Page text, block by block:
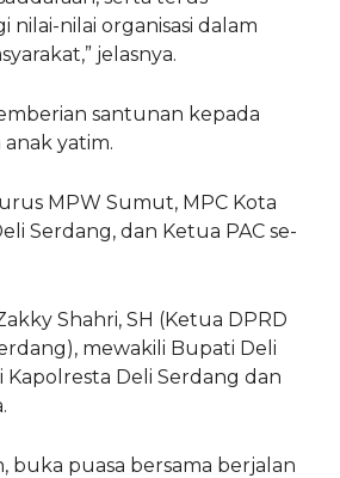
nilai organisasi dalam
jelasnya.
santunan kepada
yatim.
MPW Sumut, MPC Kota
Serdang, dan Ketua PAC se-
Shahri, SH (Ketua DPRD
mewakili Bupati Deli
Kapolresta Deli Serdang dan
buka puasa bersama berjalan